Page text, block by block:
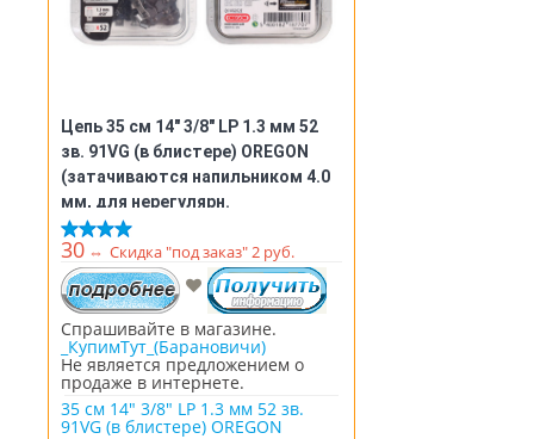
Цепь 35 см 14" 3/8" LP 1.3 мм 52
зв. 91VG (в блистере) OREGON
(затачиваются напильником 4.0
мм, для нерегулярн.
интенсивного использования)
30 ⇔ Скидка "под заказ" 2 руб.
Спрашивайте в магазине.
_КупимТут_(Барановичи)
Не является предложением о
продаже в интернете.
35 см 14" 3/8" LP 1.3 мм 52 зв.
91VG (в блистере) OREGON